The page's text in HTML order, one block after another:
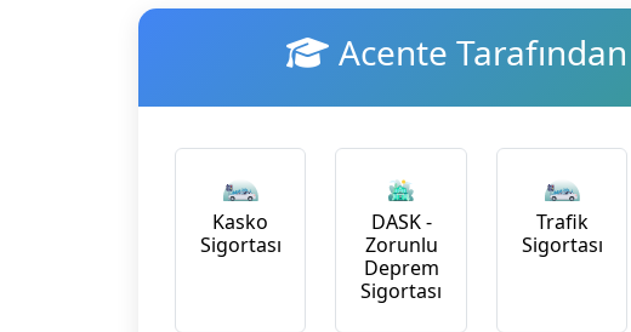
Acente
Kasko
Sigortası
DASK -
Zorunlu
Deprem
Sigortası
Trafik
Sigortası